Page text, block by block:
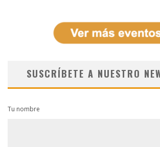
SUSCRÍBETE A NUESTRO
Tu nombre